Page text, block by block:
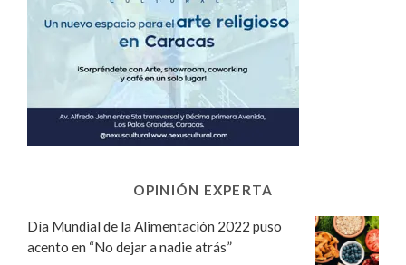
OPINIÓN EXPERTA
Día Mundial de la Alimentación 2022 puso
acento en “No dejar a nadie atrás”